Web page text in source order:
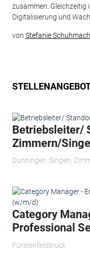
zusammen. Gleichzeitig
Digitalisierung und
von Stefanie
Betriebsleiter/
Zimmern/
Dunningen, Singen,
Category
Professional
Fürstenfeldbruck